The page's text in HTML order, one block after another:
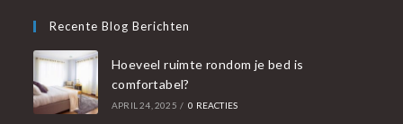
Recente Blog Berichten
Hoeveel ruimte rondom je bed is
comfortabel?
APRIL 24, 2025 / 0 REACTIES